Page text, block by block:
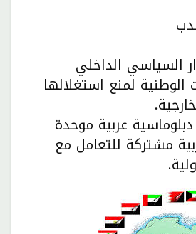
لمنع استغلالها
مشتركة للتعامل مع